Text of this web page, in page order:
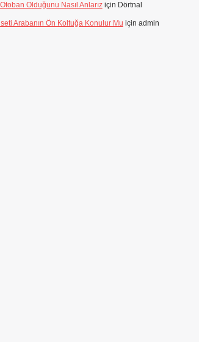
Olduğunu Nasıl Anlarıziçin Dörtnal
Arabanın Ön Koltuğa Konulur Mu için admin